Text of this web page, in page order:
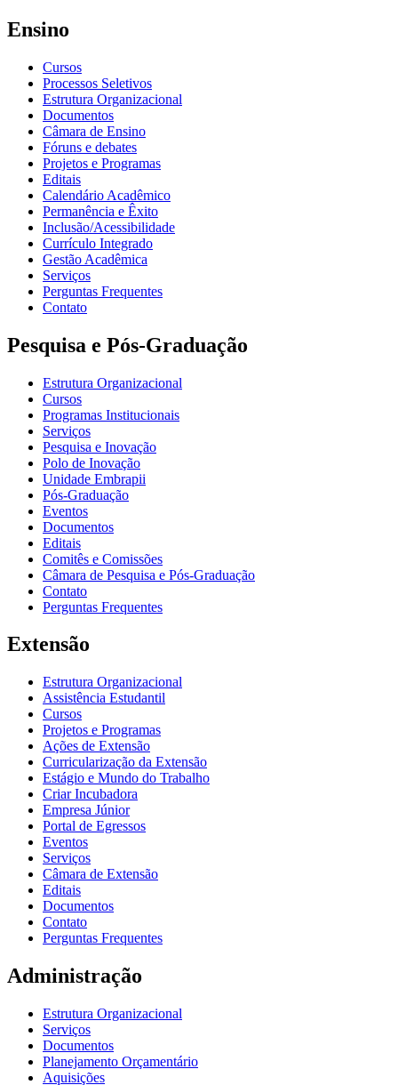
Ensino
Cursos
Processos Seletivos
Estrutura Organizacional
Documentos
Câmara de Ensino
Fóruns e debates
Projetos e Programas
Editais
Calendário Acadêmico
Permanência e Êxito
Inclusão/Acessibilidade
Currículo Integrado
Gestão Acadêmica
Serviços
Perguntas Frequentes
Contato
Pesquisa e Pós-Graduação
Estrutura Organizacional
Cursos
Programas Institucionais
Serviços
Pesquisa e Inovação
Polo de Inovação
Unidade Embrapii
Pós-Graduação
Eventos
Documentos
Editais
Comitês e Comissões
Câmara de Pesquisa e Pós-Graduação
Contato
Perguntas Frequentes
Extensão
Estrutura Organizacional
Assistência Estudantil
Cursos
Projetos e Programas
Ações de Extensão
Curricularização da Extensão
Estágio e Mundo do Trabalho
Criar Incubadora
Empresa Júnior
Portal de Egressos
Eventos
Serviços
Câmara de Extensão
Editais
Documentos
Contato
Perguntas Frequentes
Administração
Estrutura Organizacional
Serviços
Documentos
Planejamento Orçamentário
Aquisições